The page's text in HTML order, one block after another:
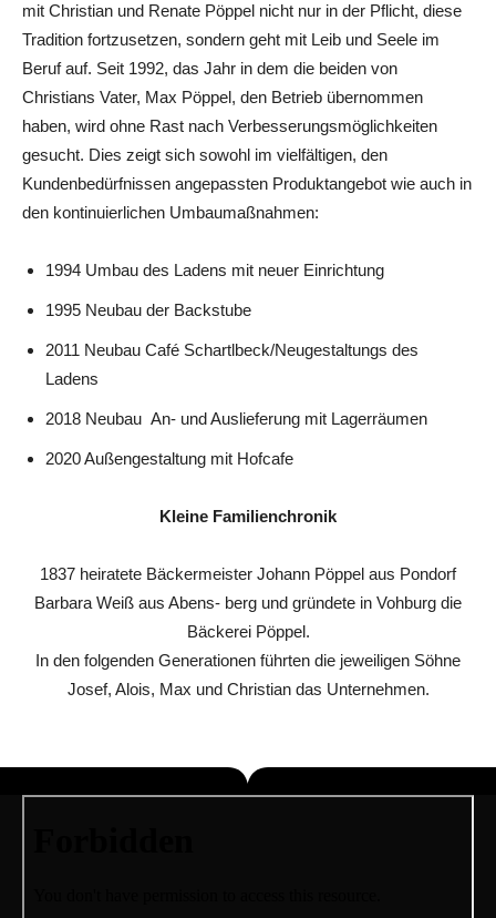
mit Christian und Renate Pöppel nicht nur in der Pflicht, diese
Tradition fortzusetzen, sondern geht mit Leib und Seele im
Beruf auf. Seit 1992, das Jahr in dem die beiden von
Christians Vater, Max Pöppel, den Betrieb übernommen
haben, wird ohne Rast nach Verbesserungsmöglichkeiten
gesucht. Dies zeigt sich sowohl im vielfältigen, den
Kundenbedürfnissen angepassten Produktangebot wie auch in
den kontinuierlichen Umbaumaßnahmen:
1994 Umbau des Ladens mit neuer Einrichtung
1995 Neubau der Backstube
2011 Neubau Café Schartlbeck/Neugestaltungs des
Ladens
2018 Neubau An- und Auslieferung mit Lagerräumen
2020 Außengestaltung mit Hofcafe
Kleine Familienchronik
1837 heiratete Bäckermeister Johann Pöppel aus Pondorf
Barbara Weiß aus Abens- berg und gründete in Vohburg die
Bäckerei Pöppel.
In den folgenden Generationen führten die jeweiligen Söhne
Josef, Alois, Max und Christian das Unternehmen.